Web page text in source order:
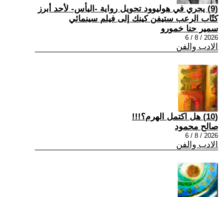
(9) يجري في هوليوود تحويل رواية -اليأس- لأحد أبرز
كتّاب الرعب ستيفن كينك إلى فيلم سينمائي
سمير حنا خمورو
2026 / 8 / 6
الادب والفن
(10) هل اكتمل الهرم؟!!!
صالح محمود
2026 / 8 / 6
الادب والفن